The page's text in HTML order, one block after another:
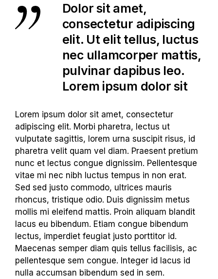
Dolor sit amet,
consectetur adipiscing
elit. Ut elit tellus, luctus
nec ullamcorper mattis,
pulvinar dapibus leo.
Lorem ipsum dolor sit
Lorem ipsum dolor sit amet, consectetur
adipiscing elit. Morbi pharetra, lectus ut
vulputate sagittis, lorem urna suscipit risus, id
pharetra velit quam vel diam. Praesent pretium
nunc et lectus congue dignissim. Pellentesque
vitae mi nec nibh luctus tempus in non erat.
Sed sed justo commodo, ultrices mauris
rhoncus, tristique odio. Duis dignissim metus
mollis mi eleifend mattis. Proin aliquam blandit
lacus eu bibendum. Etiam congue bibendum
lectus, imperdiet feugiat justo porttitor id.
Maecenas semper diam quis tellus facilisis, ac
pellentesque sem congue. Integer id lacus id
nulla accumsan bibendum sed in sem.